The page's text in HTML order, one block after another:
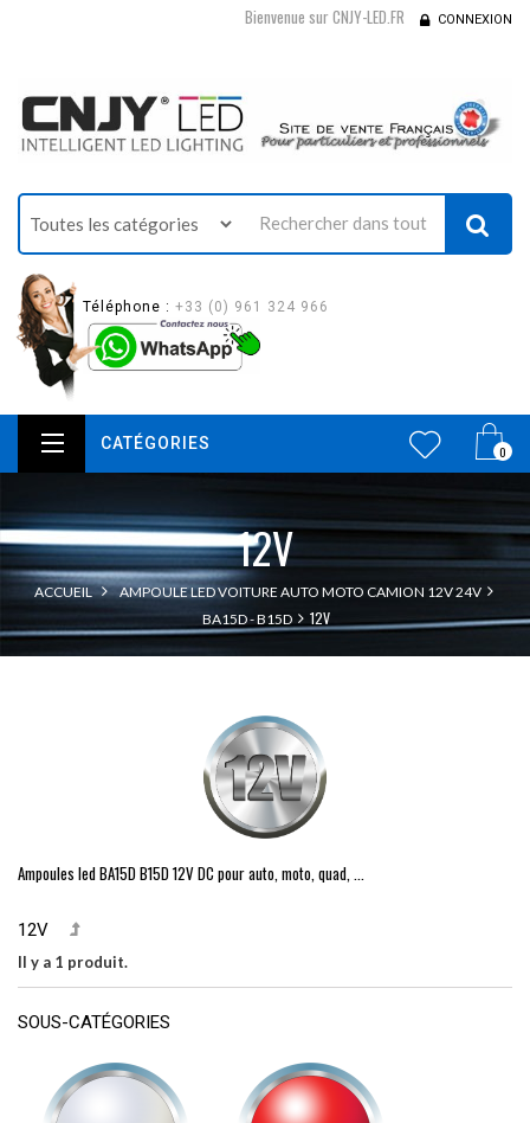
Bienvenue sur CNJY-LED.FR CONNEXION
Téléphone : +33 (0) 961 324 966
0
CATÉGORIES
12V
ACCUEIL
AMPOULE LED VOITURE AUTO MOTO CAMION 12V 24V
BA15D - B15D
12V
Ampoules led BA15D B15D 12V DC pour auto, moto, quad, ...
12V
Il y a 1 produit.
SOUS-CATÉGORIES